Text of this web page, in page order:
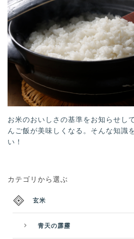
お米のおいしさの基準をお知らせし
んご飯が美味しくなる。そんな知識
い！
カテゴリから選ぶ
玄米
青天の霹靂